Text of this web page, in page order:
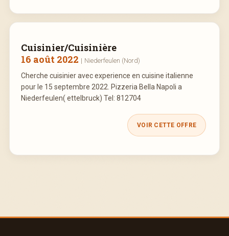
Cuisinier/Cuisinière
16 août 2022 | Niederfeulen (Nord)
Cherche cuisinier avec experience en cuisine italienne
pour le 15 septembre 2022. Pizzeria Bella Napoli a
Niederfeulen( ettelbruck) Tel: 812704
VOIR CETTE OFFRE